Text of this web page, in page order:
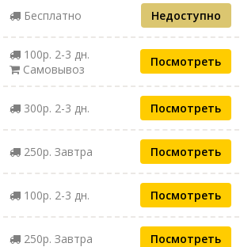
Бесплатно Недоступно
100р. 2-3 дн.
Самовывоз
Посмотреть
300р. 2-3 дн. Посмотреть
250р. Завтра Посмотреть
100р. 2-3 дн. Посмотреть
250р. Завтра Посмотреть